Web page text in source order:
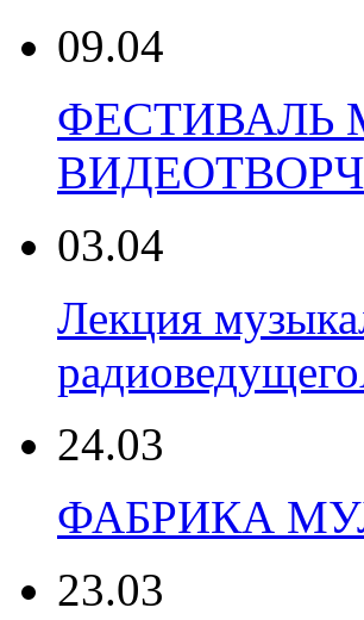
09.04
ФЕСТИВАЛЬ
03.04
Лекция
24.03
ФАБРИКА
23.03